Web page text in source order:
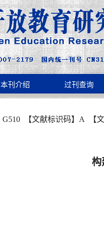
本刊介绍 过刊查询
G510 【文献标识码】 A 【
构